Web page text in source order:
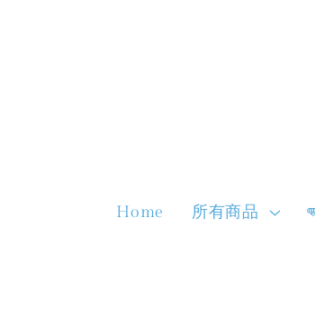
Home 所有商品